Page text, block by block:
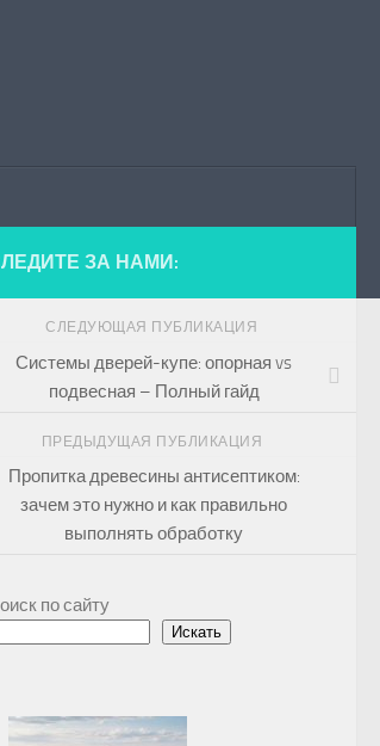
ЗА НАМИ:
СЛЕДУЮЩАЯ ПУБЛИКАЦИЯ
Системы дверей-купе: опорная vs
подвесная – Полный гайд
ПРЕДЫДУЩАЯ ПУБЛИКАЦИЯ
Пропитка древесины антисептиком:
зачем это нужно и как правильно
выполнять обработку
по сайту
Искать